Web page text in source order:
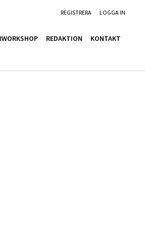
REGISTRERA LOGGA IN
REDAKTION KONTAKT